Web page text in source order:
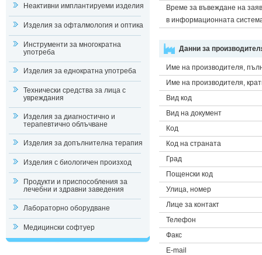
Неактивни имплантируеми изделия
Изделия за офталмология и оптика
Инструменти за многократна
употреба
Изделия за еднократна употреба
Технически средства за лица с
увреждания
Изделия за диагностично и
терапевтично облъчване
Изделия за допълнителна терапия
Изделия с биологичен произход
Продукти и приспособления за
лечебни и здравни заведения
Лабораторно оборудване
Медицински софтуер
Време за въвеждане на
в информационната
Данни за
Име на производителя,
Име на производителя,
Вид код
Вид на документ
Код
Код на страната
Град
Пощенски код
Улица, номер
Лице за контакт
Телефон
Факс
E-mail